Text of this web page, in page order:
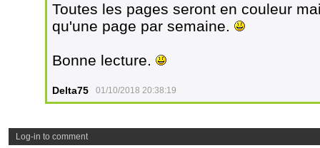
Toutes les pages seront en couleur
qu'une page par semaine.
Bonne lecture.
Delta75 01/10/2018 20:38:19
Log-in to comment